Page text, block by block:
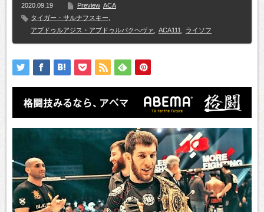
2020.09.19 Preview ACA
タイガー・サルナフスキー
アブドゥルアジス・アブドゥルバクヘヴァ
ACA111 ライソフ